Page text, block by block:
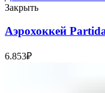
Закрыть
Аэрохоккей
6.853₽